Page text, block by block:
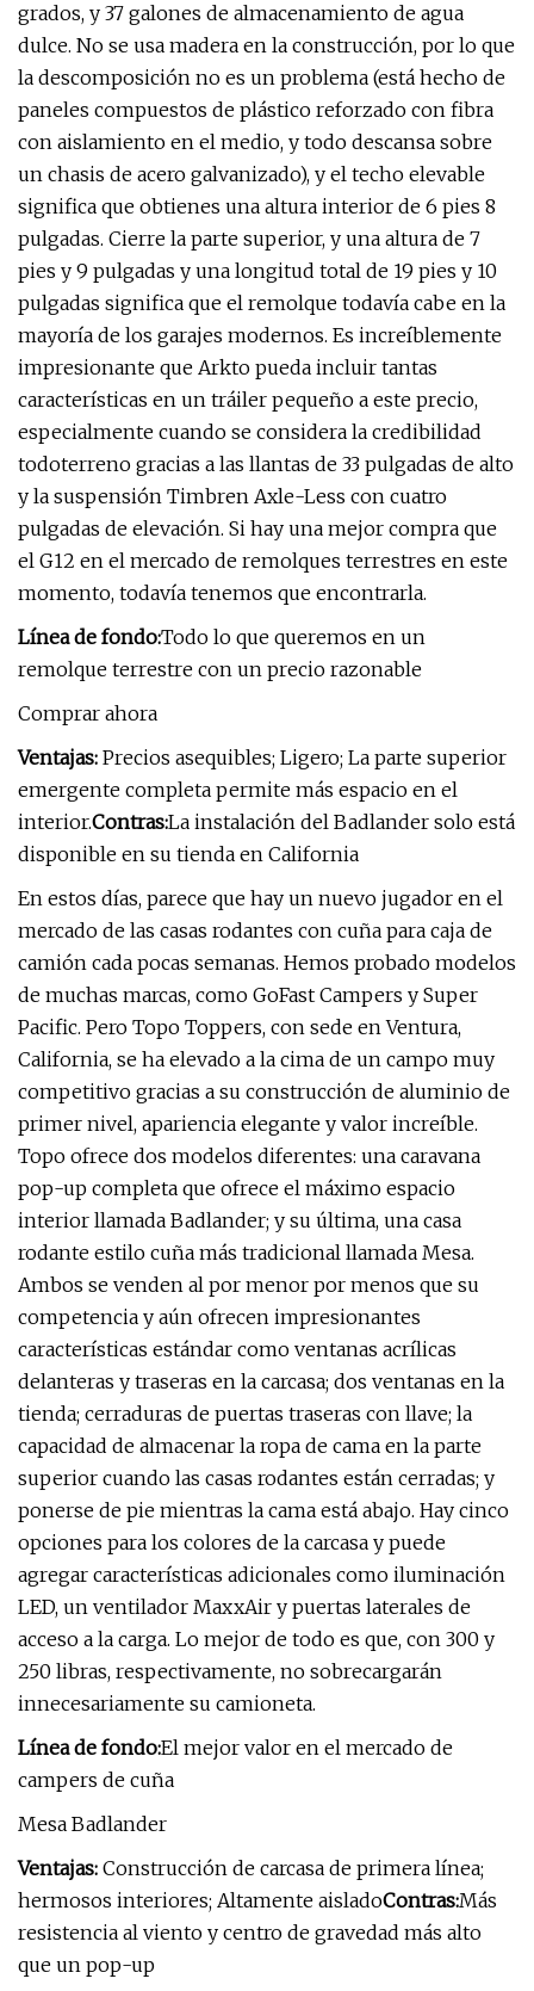
grados, y 37 galones de almacenamiento de agua
dulce. No se usa madera en la construcción, por lo que
la descomposición no es un problema (está hecho de
paneles compuestos de plástico reforzado con fibra
con aislamiento en el medio, y todo descansa sobre
un chasis de acero galvanizado), y el techo elevable
significa que obtienes una altura interior de 6 pies 8
pulgadas. Cierre la parte superior, y una altura de 7
pies y 9 pulgadas y una longitud total de 19 pies y 10
pulgadas significa que el remolque todavía cabe en la
mayoría de los garajes modernos. Es increíblemente
impresionante que Arkto pueda incluir tantas
características en un tráiler pequeño a este precio,
especialmente cuando se considera la credibilidad
todoterreno gracias a las llantas de 33 pulgadas de alto
y la suspensión Timbren Axle-Less con cuatro
pulgadas de elevación. Si hay una mejor compra que
el G12 en el mercado de remolques terrestres en este
momento, todavía tenemos que encontrarla.
Línea de fondo:Todo lo que queremos en un
remolque terrestre con un precio razonable
Comprar ahora
Ventajas: Precios asequibles; Ligero; La parte superior
emergente completa permite más espacio en el
interior.Contras:La instalación del Badlander solo está
disponible en su tienda en California
En estos días, parece que hay un nuevo jugador en el
mercado de las casas rodantes con cuña para caja de
camión cada pocas semanas. Hemos probado modelos
de muchas marcas, como GoFast Campers y Super
Pacific. Pero Topo Toppers, con sede en Ventura,
California, se ha elevado a la cima de un campo muy
competitivo gracias a su construcción de aluminio de
primer nivel, apariencia elegante y valor increíble.
Topo ofrece dos modelos diferentes: una caravana
pop-up completa que ofrece el máximo espacio
interior llamada Badlander; y su última, una casa
rodante estilo cuña más tradicional llamada Mesa.
Ambos se venden al por menor por menos que su
competencia y aún ofrecen impresionantes
características estándar como ventanas acrílicas
delanteras y traseras en la carcasa; dos ventanas en la
tienda; cerraduras de puertas traseras con llave; la
capacidad de almacenar la ropa de cama en la parte
superior cuando las casas rodantes están cerradas; y
ponerse de pie mientras la cama está abajo. Hay cinco
opciones para los colores de la carcasa y puede
agregar características adicionales como iluminación
LED, un ventilador MaxxAir y puertas laterales de
acceso a la carga. Lo mejor de todo es que, con 300 y
250 libras, respectivamente, no sobrecargarán
innecesariamente su camioneta.
Línea de fondo:El mejor valor en el mercado de
campers de cuña
Mesa Badlander
Ventajas: Construcción de carcasa de primera línea;
hermosos interiores; Altamente aisladoContras:Más
resistencia al viento y centro de gravedad más alto
que un pop-up